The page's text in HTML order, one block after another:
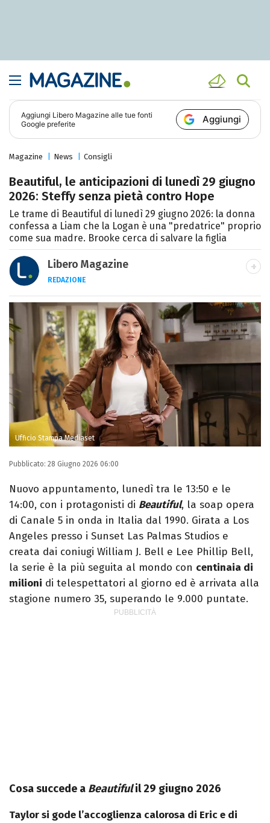
Aggiungi Libero Magazine alle tue fonti
Google preferite
Aggiungi
Magazine News Consigli
Beautiful, le anticipazioni di lunedì 29 giugno
2026: Steffy senza pietà contro Hope
Le trame di Beautiful di lunedì 29 giugno 2026: la donna
confessa a Liam che la Logan è una "predatrice" proprio
come sua madre. Brooke cerca di salvare la figlia
Libero Magazine
REDAZIONE
E-MAIL
INSTAGRAM FACEBOOK
Libero Magazine è il canale del portale
Libero.it dedicato al mondo della
televisione, dello spettacolo e del gossip.
Ufficio Stampa Mediaset
Pubblicato: 28 Giugno 2026 06:00
Nuovo appuntamento, lunedì tra le 13:50 e le
14:00, con i protagonisti di Beautiful, la soap opera
di Canale 5 in onda in Italia dal 1990. Girata a Los
Angeles presso i Sunset Las Palmas Studios e
creata dai coniugi William J. Bell e Lee Phillip Bell,
la serie è la più seguita al mondo con centinaia di
milioni di telespettatori al giorno ed è arrivata alla
stagione numero 35, superando le 9.000 puntate.
Cosa succede a Beautifulil 29 giugno 2026
Taylor si gode l’accoglienza calorosa di Eric e di